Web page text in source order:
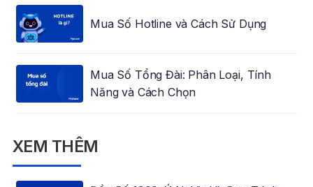
Mua Số Hotline và Cách Sử Dụng
Mua Số Tổng Đài: Phân Loại, Tính
Năng và Cách Chọn
XEM THÊM